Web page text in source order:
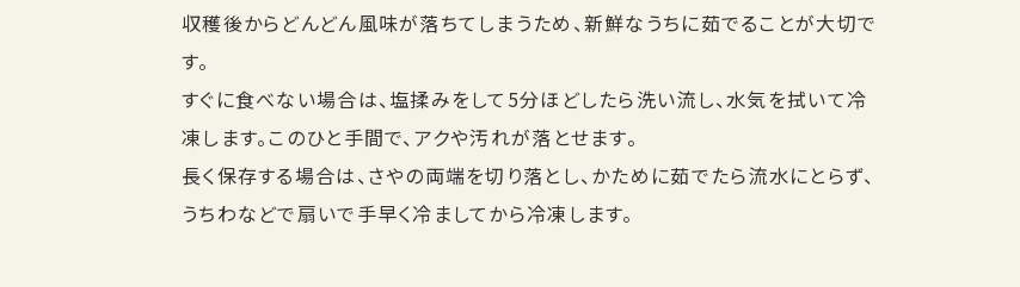
収穫後からどんどん風味が落ちてしまうため、新鮮なうちに茹でることが大切で
す。
すぐに食べない場合は、塩揉みをして5分ほどしたら洗い流し、水気を拭いて冷
凍します。このひと手間で、アクや汚れが落とせます。
長く保存する場合は、さやの両端を切り落とし、かために茹でたら流水にとらず、
うちわなどで扇いで手早く冷ましてから冷凍します。